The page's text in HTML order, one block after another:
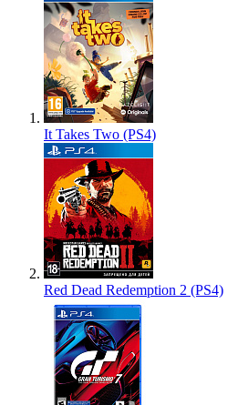
It Takes Two (PS4)
Red Dead Redemption 2 (PS4)